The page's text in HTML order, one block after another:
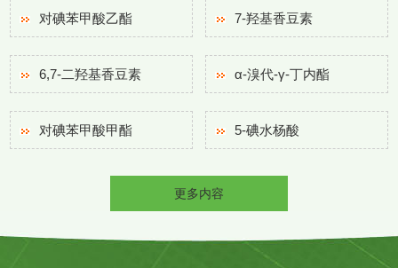
对碘苯甲酸乙酯 7-羟基香豆素
6,7-二羟基香豆素 α-溴代-γ-丁内酯
对碘苯甲酸甲酯 5-碘水杨酸
更多内容